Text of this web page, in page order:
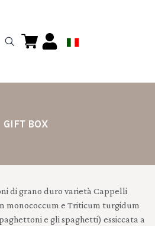
GIFT BOX
di grano duro varietà Cappelli
monococcum e Triticum turgidum
e gli spaghetti) essiccata a